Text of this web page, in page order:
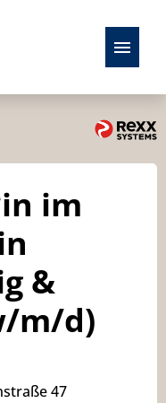
im
&
m/d)
47